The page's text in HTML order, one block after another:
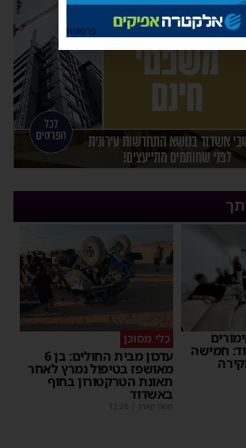
חמישה
כלי מסוכן
עדכון מבית החולים: בן 6
מאושפז בטיפול נמרץ לאחר
תאונת הטרקטורון בחוף
באשדוד
משה קאהן 12:26
פרסומת